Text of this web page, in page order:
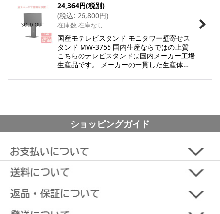
24,364円(税別)
(税込: 26,800円)
在庫数 在庫なし
国産モテレビスタンド モニタワー壁寄せス
タンド MW-3755 国内生産ならではの上質
こちらのテレビスタンドは国内メーカー工場
生産品です。 メーカーの一貫した生産体…
ショッピングガイド
■下記よりお選びいただけます。
クレジットカード決済、代金引換、楽天ペイ、郵便振替、銀行振
込、スコア後払い、コンビニ決済、PayPayオンライン決済
【返品・キャンセルについて】